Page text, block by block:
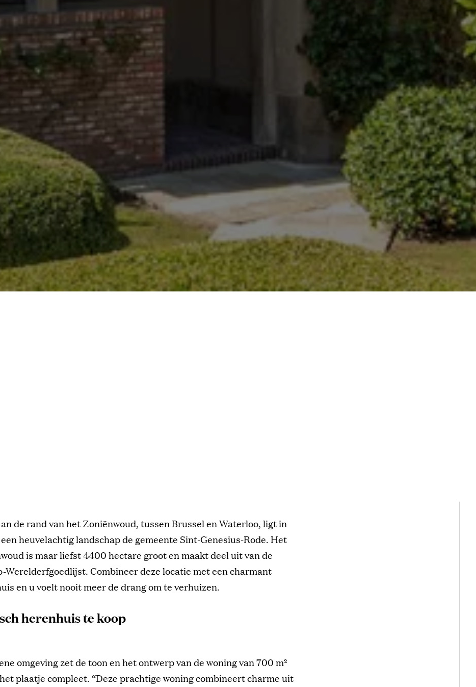
an de rand van het Zoniënwoud, tussen Brussel en Waterloo, ligt in
een heuvelachtig landschap de gemeente Sint-Genesius-Rode. Het
is maar liefst 4400 hectare groot en maakt deel uit van de
Werelderfgoedlijst. Combineer deze locatie met een charmant
en u voelt nooit meer de drang om te verhuizen.
herenhuis te koop
omgeving zet de toon en het ontwerp van de woning van 700 m²
plaatje compleet. “Deze prachtige woning combineert charme uit